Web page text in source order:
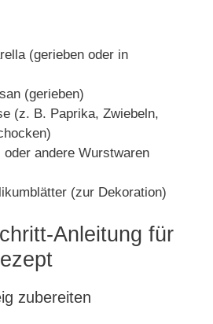
(gerieben oder in
(gerieben)
(z. B. Paprika, Zwiebeln,
oder andere Wurstwaren
(zur Dekoration)
Anleitung für
zubereiten